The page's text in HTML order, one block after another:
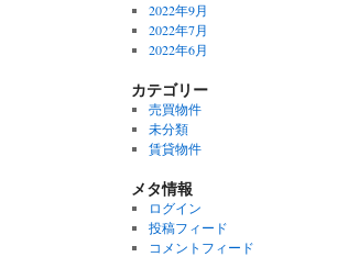
2022年9月
2022年7月
2022年6月
カテゴリー
売買物件
未分類
賃貸物件
メタ情報
ログイン
投稿フィード
コメントフィード